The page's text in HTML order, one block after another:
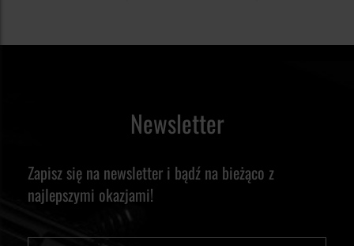
Newsletter
Zapisz się na newsletter i bądź na bieżąco z
najlepszymi okazjami!